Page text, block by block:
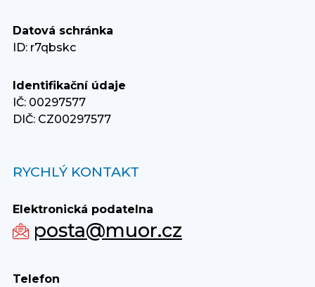
Datová schránka
ID: r7qbskc
Identifikační údaje
IČ: 00297577
DIČ: CZ00297577
RYCHLÝ KONTAKT
Elektronická podatelna
posta@muor.cz
Telefon